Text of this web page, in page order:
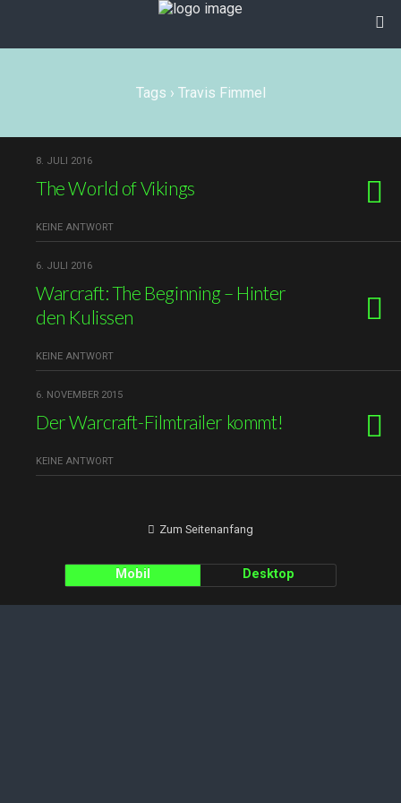
Tags › Travis Fimmel
8. JULI 2016
The World of Vikings
KEINE ANTWORT
6. JULI 2016
Warcraft: The Beginning – Hinter
den Kulissen
KEINE ANTWORT
6. NOVEMBER 2015
Der Warcraft-Filmtrailer kommt!
KEINE ANTWORT
Zum Seitenanfang
Mobil Desktop